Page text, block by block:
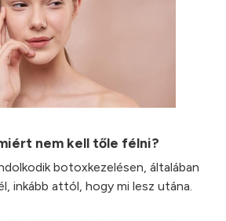
nem kell tőle félni?
botoxkezelésen, általában
inkább attól, hogy mi lesz utána.